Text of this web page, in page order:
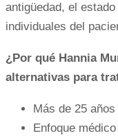
antigüedad, el
individuales del
¿Por qué Hannia
alternativas para
Más de 25
Enfoque